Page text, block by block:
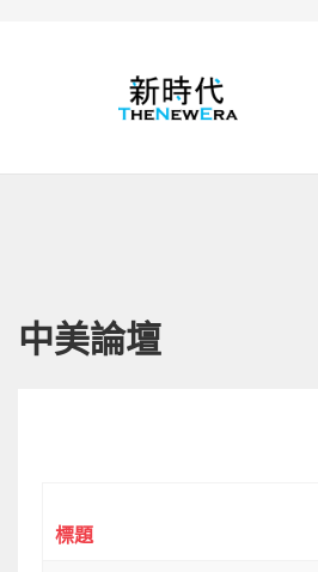
中美論壇
標題